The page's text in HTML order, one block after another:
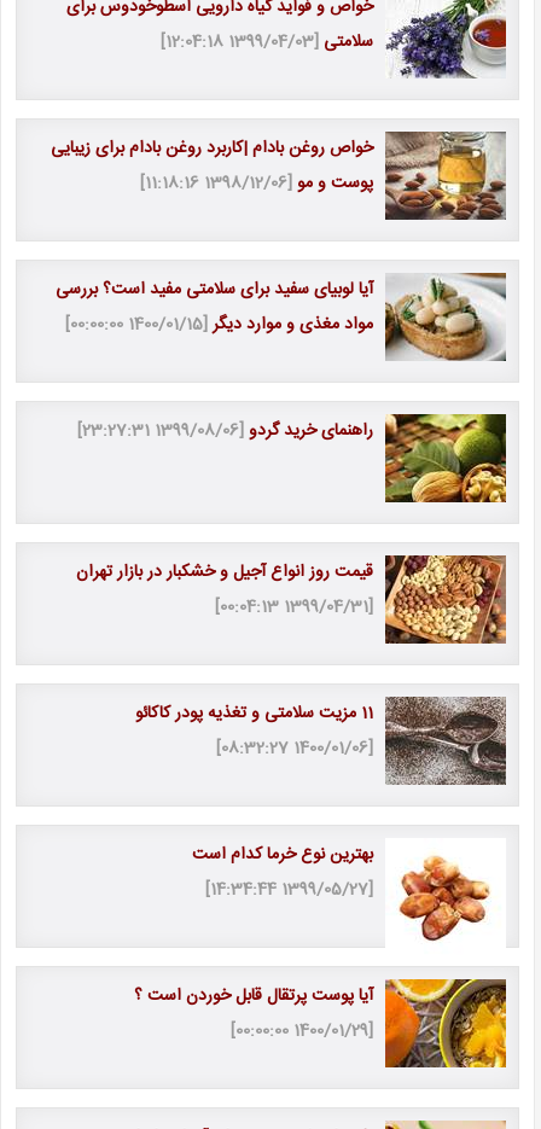
خواص و فواید گیاه دارویی اسطوخودوس برای
سلامتی [1399/04/03 12:04:18]
خواص روغن بادام |کاربرد روغن بادام برای زیبایی
پوست و مو[1398/12/06 11:18:16]
آیا لوبیای سفید برای سلامتی مفید است؟ بررسی
مواد مغذی و موارد دیگر[1400/01/15 00:00:00]
راهنمای خرید گردو[1399/08/06 23:27:31]
قیمت روز انواع آجیل و خشکبار در بازار تهران
[1399/04/31 00:04:13]
11 مزیت سلامتی و تغذیه پودر کاکائو
[1400/01/06 08:32:27]
بهترین نوع خرما کدام است
[1399/05/27 14:34:44]
آیا پوست پرتقال قابل خوردن است ؟
[1400/01/29 00:00:00]